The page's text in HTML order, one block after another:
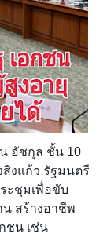
อัชกุล ชั้น 10
งแก้ว รัฐมนตรี
ะชุมเพื่อขับ
น สร้างอาชีพ
ชน เช่น